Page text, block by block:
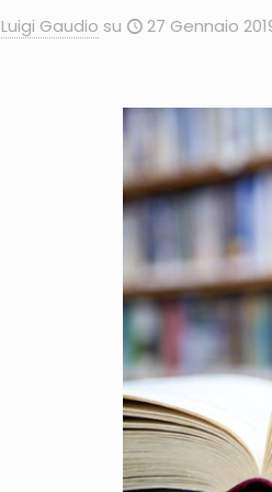
Luigi Gaudio su 27 Gennaio